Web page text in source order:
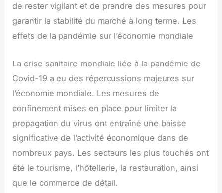
de rester vigilant et de prendre des mesures pour
garantir la stabilité du marché à long terme. Les
effets de la pandémie sur l’économie mondiale
La crise sanitaire mondiale liée à la pandémie de
Covid-19 a eu des répercussions majeures sur
l’économie mondiale. Les mesures de
confinement mises en place pour limiter la
propagation du virus ont entraîné une baisse
significative de l’activité économique dans de
nombreux pays. Les secteurs les plus touchés ont
été le tourisme, l’hôtellerie, la restauration, ainsi
que le commerce de détail.